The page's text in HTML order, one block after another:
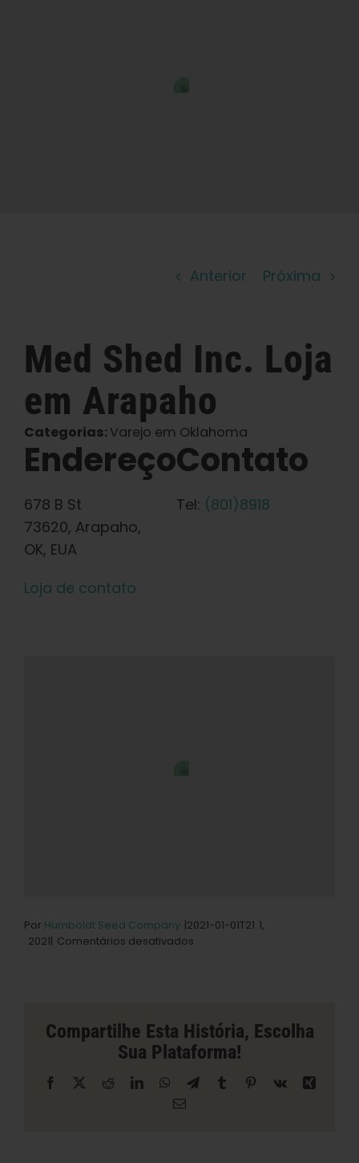
Português Brasileiro
Procurar
por:
Anterior Próxima
Med Shed Inc. Loja
em Arapaho
Categorias:Varejo em Oklahoma
Endereço
678 B St
73620, Arapaho,
OK, EUA
Contato
Tel: (801)8918
Loja de contato
Por Humboldt Seed Company |2021-01-01T21 1,
2021| Comentários desativados
em
Arapaho
Compartilhe Esta História, Escolha
Sua Plataforma!
Facebook RedditLinkedInWhatsAppTelegrama
Tumblr Pinterest
Vk
Xing
E-